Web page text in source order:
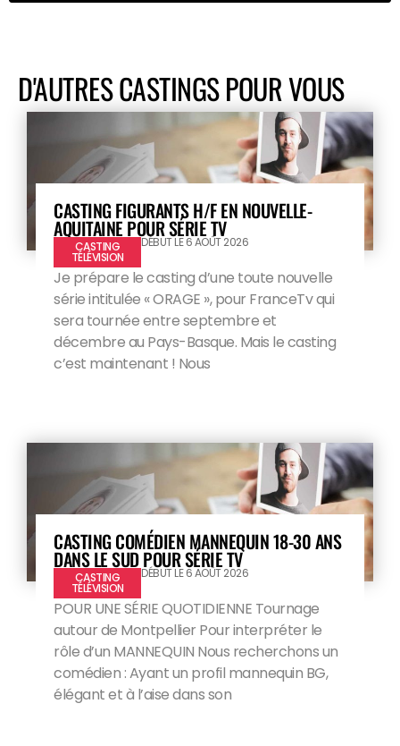
D'AUTRES CASTINGS POUR VOUS
CASTING FIGURANTS H/F EN NOUVELLE-
AQUITAINE POUR SÉRIE TV
CASTING
TÉLÉVISION
DÉBUT LE 6 AOÛT 2026
Je prépare le casting d’une toute nouvelle
série intitulée « ORAGE », pour FranceTv qui
sera tournée entre septembre et
décembre au Pays-Basque. Mais le casting
c’est maintenant ! Nous
CASTING COMÉDIEN MANNEQUIN 18-30 ANS
DANS LE SUD POUR SÉRIE TV
CASTING
TÉLÉVISION
DÉBUT LE 6 AOÛT 2026
POUR UNE SÉRIE QUOTIDIENNE Tournage
autour de Montpellier Pour interpréter le
rôle d’un MANNEQUIN Nous recherchons un
comédien : Ayant un profil mannequin BG,
élégant et à l’aise dans son